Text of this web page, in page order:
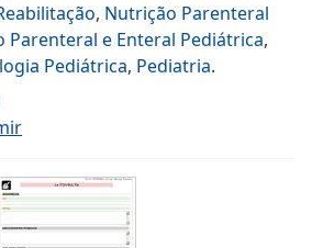
, Nutrição Parenteral
Parenteral e Enteral Pediátrica,
Pediátrica, Pediatria.